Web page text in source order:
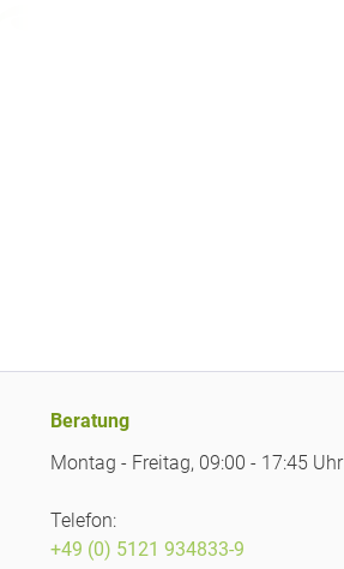
Beratung
Montag - Freitag, 09:00 - 17:45 Uhr
Telefon:
+49 (0) 5121 934833-9